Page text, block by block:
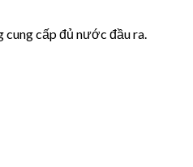
cung cấp đủ nước đầu ra.